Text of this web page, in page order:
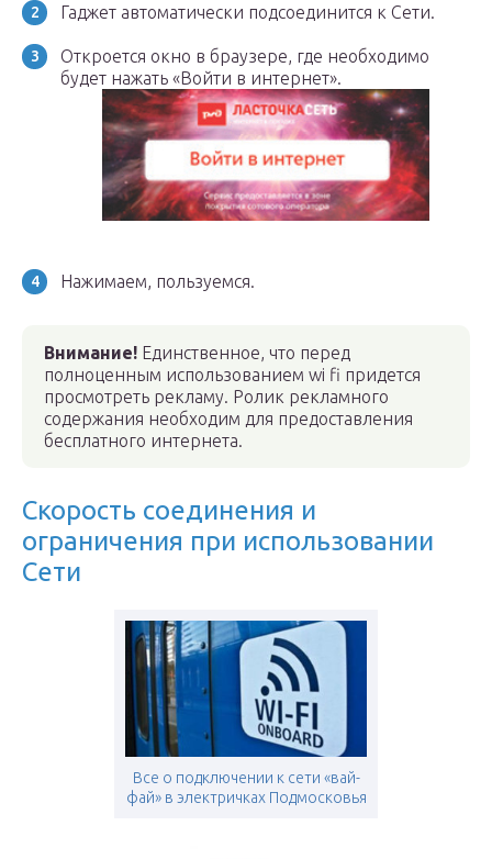
Гаджет автоматически подсоединится к Сети.
Откроется окно в браузере, где необходимо
будет нажать «Войти в интернет».
Нажимаем, пользуемся.
Внимание! Единственное, что перед
полноценным использованием wi fi придется
просмотреть рекламу. Ролик рекламного
содержания необходим для предоставления
бесплатного интернета.
Скорость соединения и
ограничения при использовании
Сети
Все о подключении к сети «вай-
фай» в электричках Подмосковья